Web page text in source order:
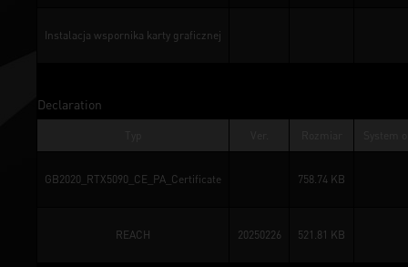
Instalacja wspornika karty graficznej
Declaration
GB2020_RTX5090_CE_PA_Certificate 758.74 KB
REACH 20250226 521.81 KB